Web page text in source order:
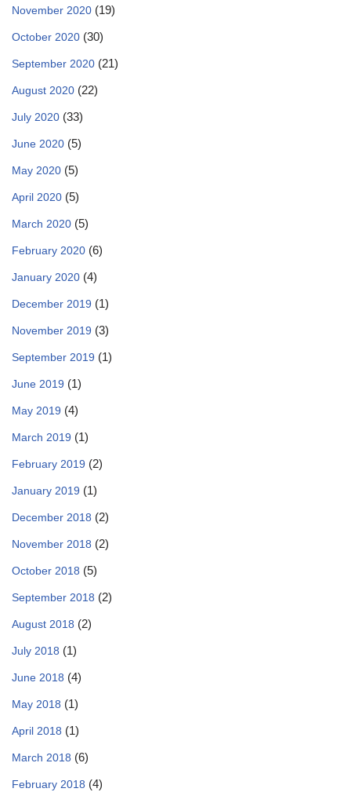
November 2020 (19)
October 2020 (30)
September 2020 (21)
August 2020 (22)
July 2020 (33)
June 2020 (5)
May 2020 (5)
April 2020 (5)
March 2020 (5)
February 2020 (6)
January 2020 (4)
December 2019 (1)
November 2019 (3)
September 2019 (1)
June 2019 (1)
May 2019 (4)
March 2019 (1)
February 2019 (2)
January 2019 (1)
December 2018 (2)
November 2018 (2)
October 2018 (5)
September 2018 (2)
August 2018 (2)
July 2018 (1)
June 2018 (4)
May 2018 (1)
April 2018 (1)
March 2018 (6)
February 2018 (4)